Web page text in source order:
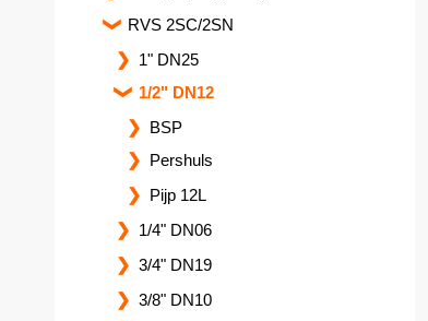
RVS 2SC/2SN
1" DN25
1/2" DN12
BSP
Pershuls
Pijp 12L
1/4" DN06
3/4" DN19
3/8" DN10